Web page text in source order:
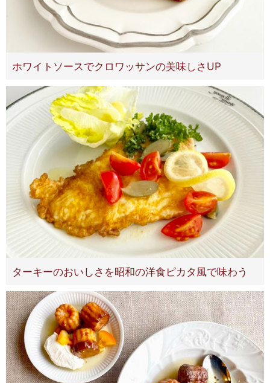
ホワイトソースでクロワッサンの美味しさUP
ターキーのおいしさを昭和の洋食ピカタ風で味わう